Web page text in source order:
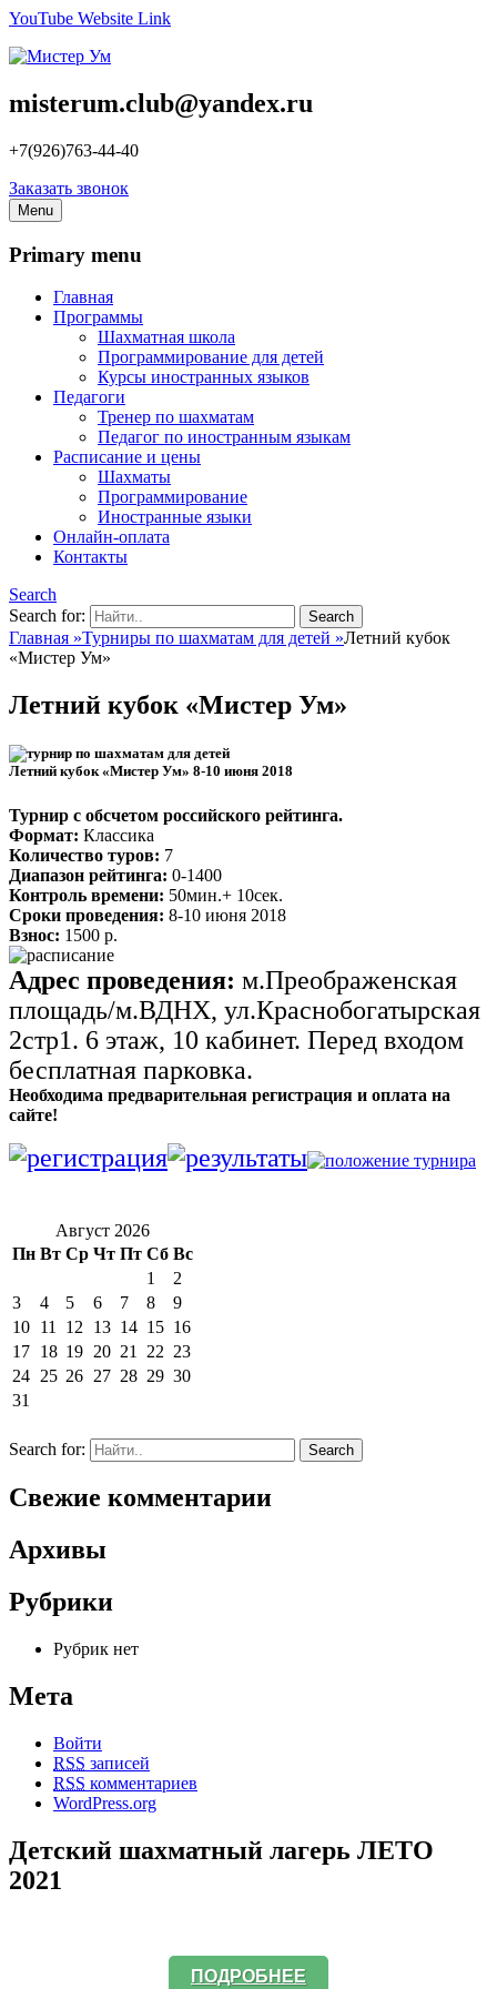
YouTube Website Link
Мистер Ум
misterum.club@yandex.ru
+7(926)763-44-40
Заказать звонок
Menu
Primary menu
Главная
Программы
Шахматная школа
Программирование для детей
Курсы иностранных языков
Педагоги
Тренер по шахматам
Педагог по иностранным языкам
Расписание и цены
Шахматы
Программирование
Иностранные языки
Онлайн-оплата
Контакты
Search
Search for:
Главная »Турниры по шахматам для детей »Летний кубок
«Мистер Ум»
Летний кубок «Мистер Ум»
Летний кубок «Мистер Ум» 8-10 июня 2018
Турнир с обсчетом российского рейтинга.
Формат: Классика
Количество туров: 7
Диапазон рейтинга: 0-1400
Контроль времени: 50мин.+ 10сек.
Сроки проведения: 8-10 июня 2018
Взнос: 1500 р.
Адрес проведения: м.Преображенская
площадь/м.ВДНХ, ул.Краснобогатырская
2стр1. 6 этаж, 10 кабинет. Перед входом
бесплатная парковка.
Необходима предварительная регистрация и оплата на
сайте!
Август 2026
Пн Вт Ср Чт Пт Сб Вс
1
2
3
4 5 6 7 8
9
10 11 12 13 14 15 16
17 18 19 20 21 22 23
24 25 26 27 28 29 30
31
Search for:
Свежие комментарии
Архивы
Рубрики
Рубрик нет
Мета
Войти
RSS записей
RSS комментариев
WordPress.org
Детский шахматный лагерь ЛЕТО
2021
ПОДРОБНЕЕ